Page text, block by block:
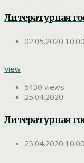
Литературная
02.05.2020 10:00
View
5430 views
25.04.2020
Литературная
25.04.2020 10:00